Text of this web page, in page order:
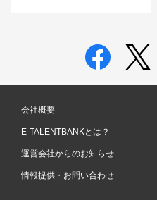
会社概要
E-TALENTBANKとは？
運営会社からのお知らせ
情報提供・お問い合わせ